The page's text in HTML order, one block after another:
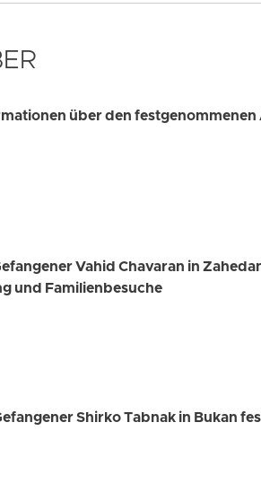
über den
Vahid Chavaran in
und Familienbesuche
Shirko Tabnak in Bukan